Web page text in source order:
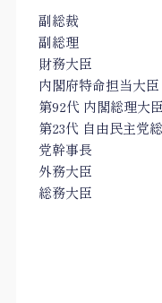
副総裁
副総理
財務大臣
内閣府特命担当大
第92代 内閣総理大臣
第23代 自由民主党
党幹事長
外務大臣
総務大臣